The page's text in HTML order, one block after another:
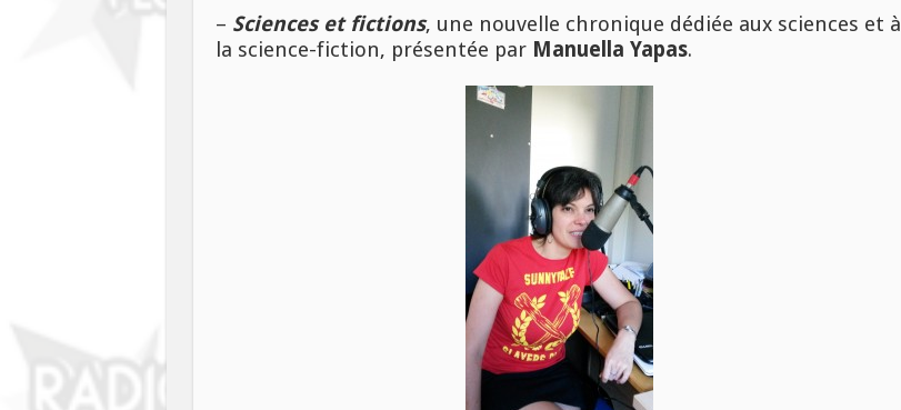
– Sciences et fictions, une nouvelle chronique dédiée aux sciences et à
la science-fiction, présentée par Manuella Yapas.